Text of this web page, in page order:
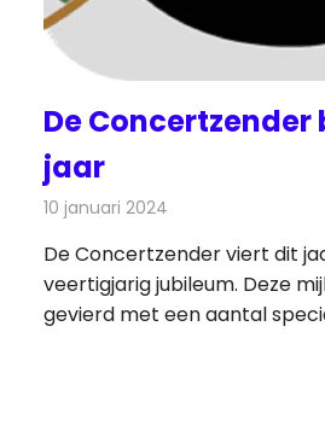
De
jaar
10 januari 2024
De Concertzender viert dit
veertigjarig jubileum. Deze
gevierd met een aantal